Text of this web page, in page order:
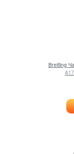
Breitling